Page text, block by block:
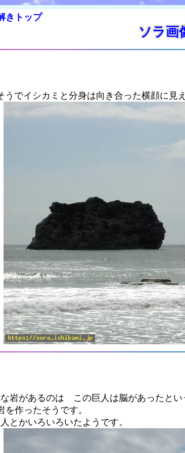
きトップ
ソラ画
でイシカミと分身は向き合った横顔に見え
岩があるのは この巨人は脳があったと
作ったそうです。
とかいろいろいたようです。